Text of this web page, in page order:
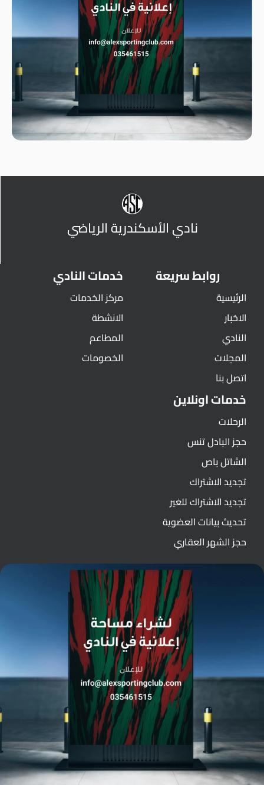
نادي الأسكندرية الرياضي
روابط سريعة
الرئيسية
الاخبار
النادي
المجلات
اتصل بنا
خدمات النادي
مركز الخدمات
الانشطة
المطاعم
الخصومات
خدمات اونلاين
الرحلات
حجز البادل تنس
الشاتل باص
تجديد الاشتراك
تجديد الاشتراك للغير
تحديث بيانات العضوية
حجز الشهر العقاري